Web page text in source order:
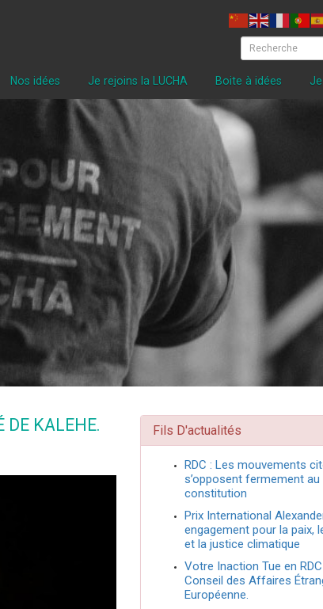
Nos idées Je rejoins la LUCHA Boite à idées
DE KALEHE. Fils D'actualités
RDC : Les mouvements
s’opposent fermement
constitution
Prix International
engagement pour la paix,
et la justice climatique
Votre Inaction Tue en
Conseil des Affaires
Européenne.